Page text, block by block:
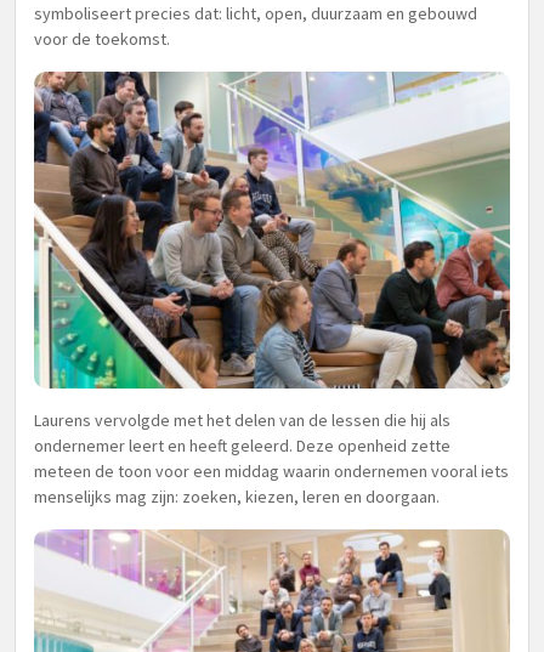
symboliseert precies dat: licht, open, duurzaam en gebouwd
voor de toekomst.
Laurens vervolgde met het delen van de lessen die hij als
ondernemer leert en heeft geleerd. Deze openheid zette
meteen de toon voor een middag waarin ondernemen vooral iets
menselijks mag zijn: zoeken, kiezen, leren en doorgaan.